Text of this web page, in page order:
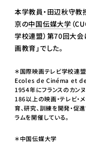
本学教員・田辺秋守教
京の中国伝媒大学 （
学校連盟）第70回大会
画教育」でした。
＊国際映画テレビ学校
Ecoles de Cinéma et
1954年にフランスのカン
186以上の映画・テレビ・
育、研究、訓練を開発・促
ラムを開催している。
＊中国伝媒大学